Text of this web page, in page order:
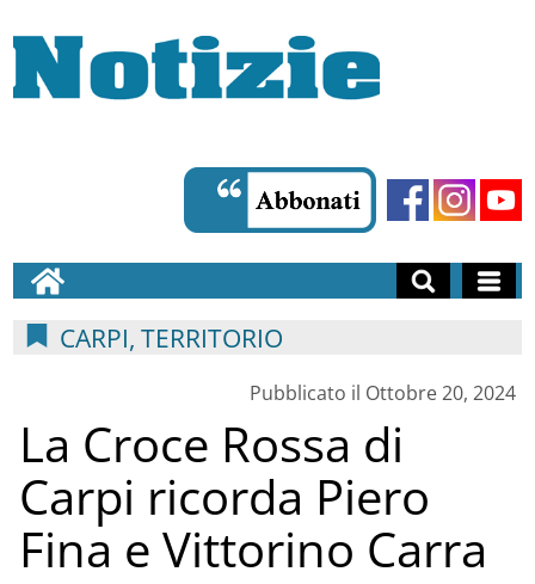
CARPI, TERRITORIO
Pubblicato il Ottobre 20, 2024
La Croce Rossa di
Carpi ricorda Piero
Fina e Vittorino Carra